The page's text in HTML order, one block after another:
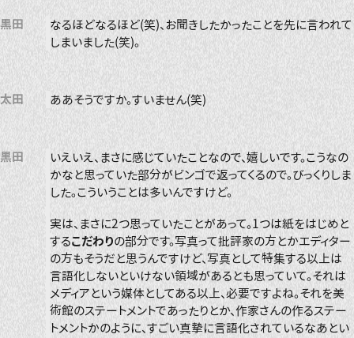
黒田
なるほどなるほど(笑)、お聞きしたかったことを先に言われて
しまいました(笑)。
太田 ああそうですか。すいません(笑)
黒田
いえいえ、まさに感じていたことなので、嬉しいです。こうなの
かなと思っていた部分がビンゴで返ってくるので。びっくりしま
した。こういうことは多いんですけど。
実は、まさに2つ思っていたことがあって。1つは紙をはじめと
するこだわりの部分です。写真って批評家の方とかエディター
の方もそうだと思うんですけど、写真として特集する以上は
言語化しないといけない領域があるとも思っていて。それは
メディアという媒体としてある以上、必要ですよね。それを美
術館のステートメントであったりとか、作家さんの作るステー
トメントかのように、すごい真摯に言語化されているなあとい